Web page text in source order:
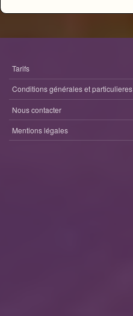
Tarifs
Conditions générales et particulieres
Nous contacter
Mentions légales